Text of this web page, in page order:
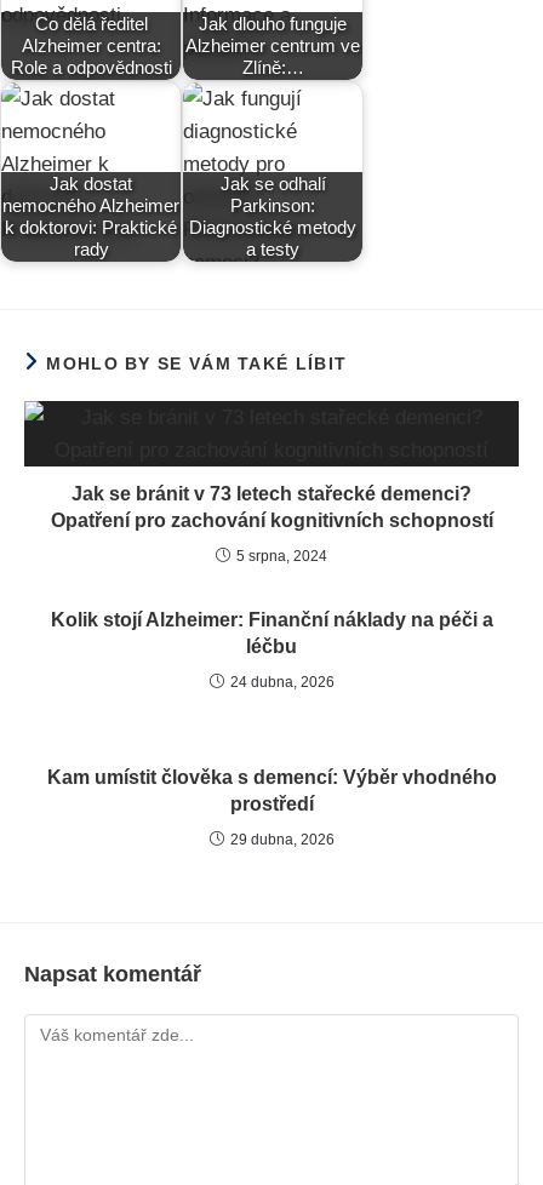
Co dělá ředitel
Alzheimer centra:
Role a odpovědnosti
Jak dlouho funguje
Alzheimer centrum ve
Zlíně:…
Jak dostat
nemocného Alzheimer
k doktorovi: Praktické
rady
Jak se odhalí
Parkinson:
Diagnostické metody
a testy
MOHLO BY SE VÁM TAKÉ LÍBIT
Jak se bránit v 73 letech stařecké demenci?
Opatření pro zachování kognitivních schopností
5 srpna, 2024
Kolik stojí Alzheimer: Finanční náklady na péči a
léčbu
24 dubna, 2026
Kam umístit člověka s demencí: Výběr vhodného
prostředí
29 dubna, 2026
Napsat komentář